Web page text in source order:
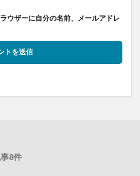
ウザーに自分の名前、メールアドレ
8件